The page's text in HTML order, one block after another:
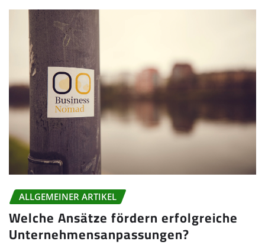
ALLGEMEINER ARTIKEL
Welche Ansätze fördern erfolgreiche
Unternehmensanpassungen?